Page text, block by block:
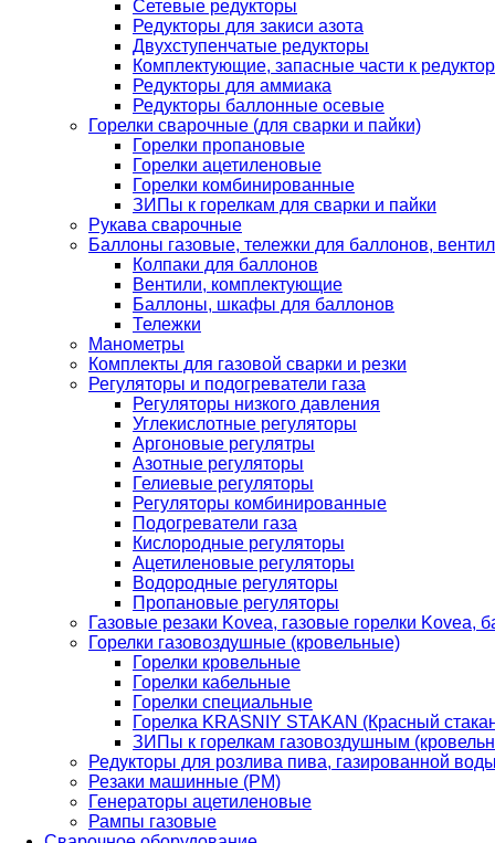
Сетевые редукторы
Редукторы для закиси азота
Двухступенчатые редукторы
Комплектующие, запасные части к
Редукторы для аммиака
Редукторы баллонные осевые
Горелки сварочные (для сварки и пайки)
Горелки пропановые
Горелки ацетиленовые
Горелки комбинированные
ЗИПы к горелкам для сварки и пайки
Рукава сварочные
Баллоны газовые, тележки для баллонов,
Колпаки для баллонов
Вентили, комплектующие
Баллоны, шкафы для баллонов
Тележки
Манометры
Комплекты для газовой сварки и резки
Регуляторы и подогреватели газа
Регуляторы низкого давления
Углекислотные регуляторы
Аргоновые регулятры
Азотные регуляторы
Гелиевые регуляторы
Регуляторы комбинированные
Подогреватели газа
Кислородные регуляторы
Ацетиленовые регуляторы
Водородные регуляторы
Пропановые регуляторы
Газовые резаки Kovea, газовые горелки Kovea,
Горелки газовоздушные (кровельные)
Горелки кровельные
Горелки кабельные
Горелки специальные
Горелка KRASNIY STAKAN (Красный
ЗИПы к горелкам газовоздушным
Редукторы для розлива пива, газированной
Резаки машинные (РМ)
Генераторы ацетиленовые
Рампы газовые